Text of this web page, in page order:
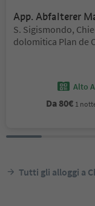
App. Abfalterer
Posizione:
S. Sigismondo,
dolomitica Plan de
Alto
Da 80€ 1
Tutti gli alloggi a